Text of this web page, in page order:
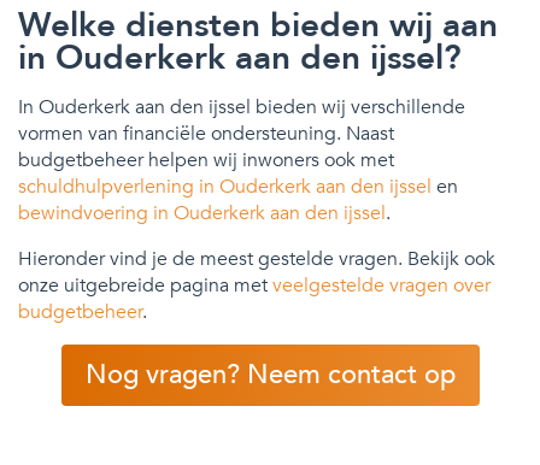
Welke diensten bieden wij aan
in Ouderkerk aan den ijssel?
In Ouderkerk aan den ijssel bieden wij verschillende
vormen van financiële ondersteuning. Naast
budgetbeheer helpen wij inwoners ook met
schuldhulpverlening in Ouderkerk aan den ijssel en
bewindvoering in Ouderkerk aan den ijssel.
Hieronder vind je de meest gestelde vragen. Bekijk ook
onze uitgebreide pagina metveelgestelde vragen over
budgetbeheer.
Nog vragen? Neem contact op